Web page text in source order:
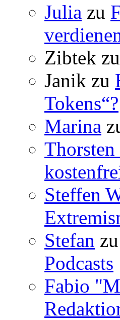
Julia zu
Zibtek zu
Janik zu
Tokens“?
Marina
Thorsten
Steffen
Stefan zu
Podcasts
Fabio